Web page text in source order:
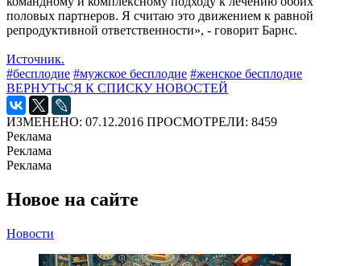
половых партнеров. Я считаю это движением к равной
репродуктивной ответственности», - говорит Барнс.
Источник.
#бесплодие #мужское бесплодие #женское бесплодие
ВЕРНУТЬСЯ К СПИСКУ НОВОСТЕЙ
ИЗМЕНЕНО: 07.12.2016 ПРОСМОТРЕЛИ: 8459
Реклама
Реклама
Реклама
Новое на сайте
Новости